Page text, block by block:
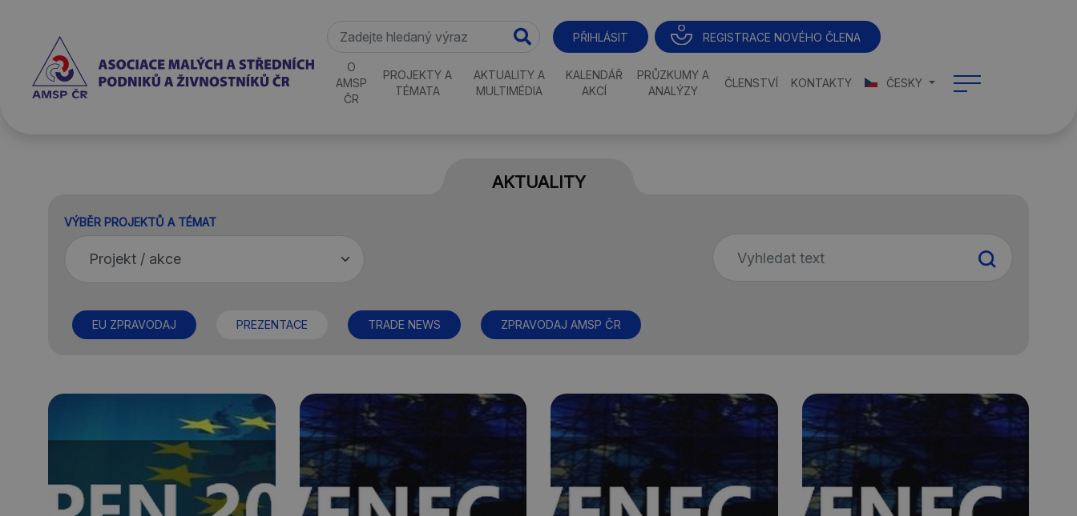
PŘIHLÁSIT REGISTRACE NOVÉHO ČLENA
O
AMSP
ČR
PROJEKTY A
TÉMATA
AKTUALITY A
MULTIMÉDIA
KALENDÁŘ
AKCÍ
PRŮZKUMY A
ANALÝZY
ČLENSTVÍ KONTAKTY ČESKY
AKTUALITY
VÝBĚR PROJEKTŮ A TÉMAT
EU ZPRAVODAJ PREZENTACE TRADE NEWS ZPRAVODAJ AMSP ČR